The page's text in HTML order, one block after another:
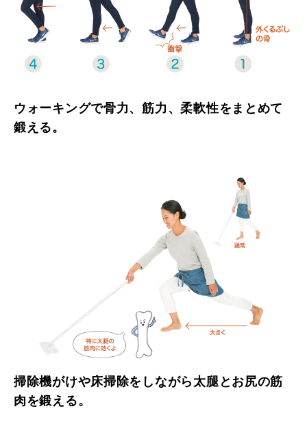
ウォーキングで骨力、筋力、柔軟性をまとめて
鍛える。
掃除機がけや床掃除をしながら太腿とお尻の筋
肉を鍛える。